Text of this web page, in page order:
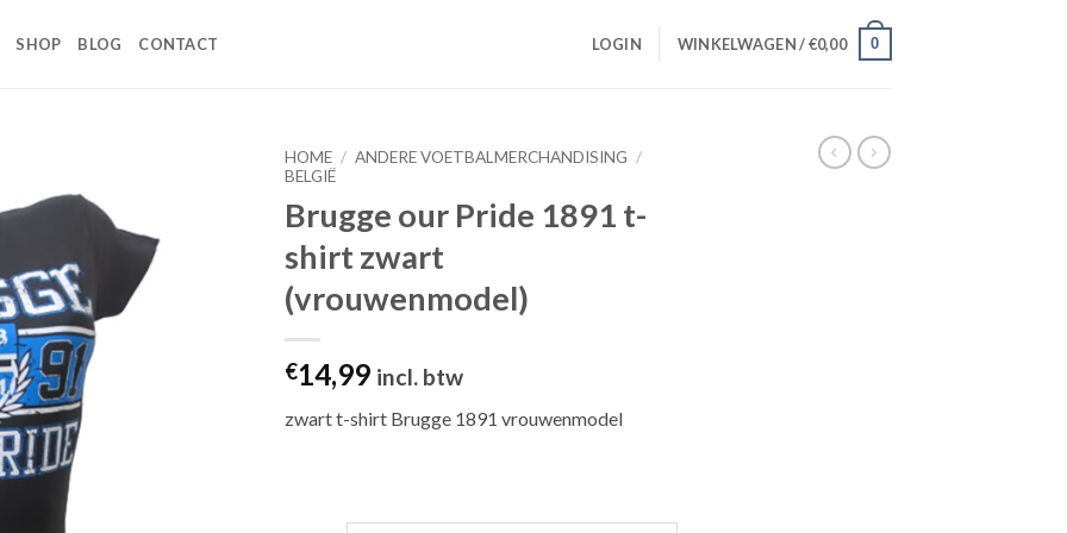
SHOP BLOG CONTACT LOGIN WINKELWAGEN /€0,00 0
wenslijst
HOME / ANDERE VOETBALMERCHANDISING /
BELGIË
Brugge our Pride 1891 t-
shirt zwart
(vrouwenmodel)
€14,99 incl. btw
zwart t-shirt Brugge 1891 vrouwenmodel